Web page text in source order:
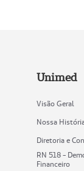
Unimed
Visão Geral
Nossa
Diretoria e
RN 518 -
Financeiro